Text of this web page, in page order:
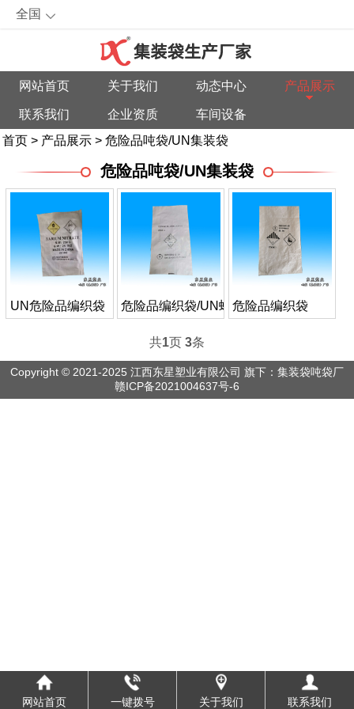
全国
网站首页 关于我们 动态中心 产品展示
联系我们 企业资质
车间设备
首页 > 产品展示 > 危险品吨袋/UN集装袋
危险品吨袋/UN集装袋
UN危险品编织袋 危险品编织袋/UN蛇皮袋危险品编织袋
共1页 3条
Copyright © 2021-2025 江西东星塑业有限公司 旗下：集装袋吨袋厂
赣ICP备2021004637号-6
网站首页 一键拨号 关于我们 联系我们